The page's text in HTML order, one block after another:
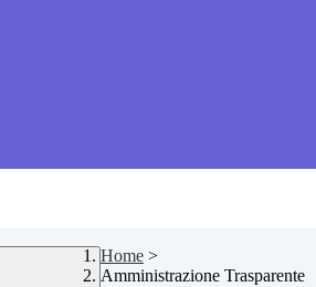
Home >
Amministrazione Trasparente